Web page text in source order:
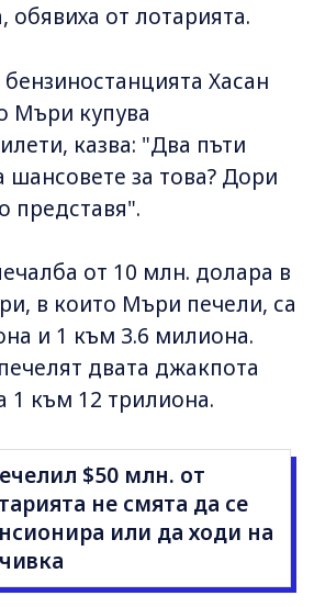
обявиха от лотарията.
Хасан
Мъри купува
казва: "Два пъти
шансовете за това? Дори
представя".
от 10 млн. долара в
в които Мъри печели, са
и 1 към 3.6 милиона.
двата джакпота
1 към 12 трилиона.
$50 млн. от
не смята да се
или да ходи на